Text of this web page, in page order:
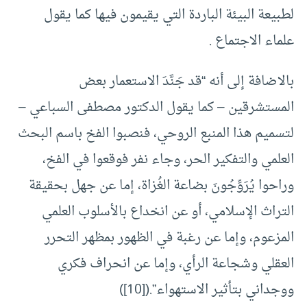
لطبيعة البيئة الباردة التي يقيمون فيها كما يقول
علماء الاجتماع .
بالاضافة إلى أنه “قد جَنَّدَ الاستعمار بعض
المستشرقين – كما يقول الدكتور مصطفى السباعي –
لتسميم هذا المنبع الروحي، فنصبوا الفخ باسم البحث
العلمي والتفكير الحر، وجاء نفر فوقعوا في الفخ،
وراحوا يُرَوِّجُونَ بضاعة الغُزاة، إما عن جهل بحقيقة
التراث الإسلامي، أو عن انخداع بالأسلوب العلمي
المزعوم، وإما عن رغبة في الظهور بمظهر التحرر
العقلي وشجاعة الرأي، وإما عن انحراف فكري
ووجداني بتأثير الاستهواء”.([10]
)